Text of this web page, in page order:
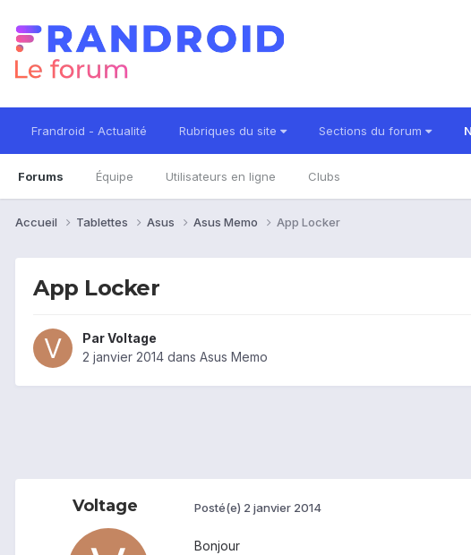
Frandroid - Actualité Rubriques du site Sections du forum
Forums Équipe Utilisateurs en ligne Clubs
Accueil Tablettes Asus Asus Memo App Locker
App Locker
ParVoltage
2 janvier 2014 dans Asus Memo
Voltage Posté(e) 2 janvier 2014
Bonjour